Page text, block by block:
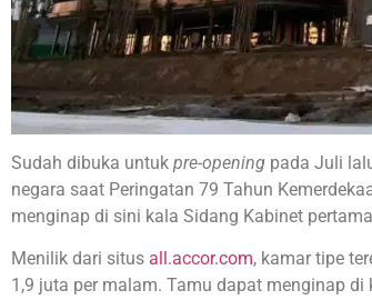
Sudah dibuka untuk pre-opening pada Juli
negara saat Peringatan 79 Tahun
menginap di sini kala Sidang Kabinet
Menilik dari situs all.accor.com, kamar tipe
1,9 juta per malam. Tamu dapat menginap